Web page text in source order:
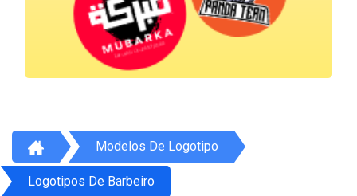
Modelos De Logotipo
Logotipos De Barbeiro